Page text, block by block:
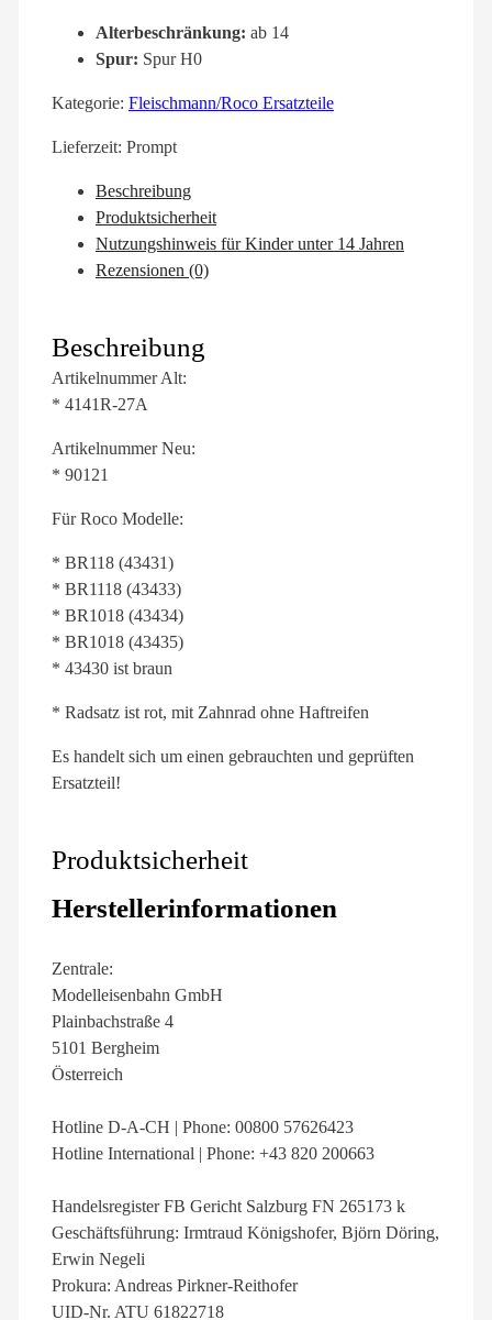
Alterbeschränkung: ab 14
Spur: Spur H0
Kategorie: Fleischmann/Roco Ersatzteile
Lieferzeit: Prompt
Beschreibung
Produktsicherheit
Nutzungshinweis für Kinder unter 14 Jahren
Rezensionen (0)
Beschreibung
Artikelnummer Alt:
* 4141R-27A
Artikelnummer Neu:
* 90121
Für Roco Modelle:
* BR118 (43431)
* BR1118 (43433)
* BR1018 (43434)
* BR1018 (43435)
* 43430 ist braun
* Radsatz ist rot, mit Zahnrad ohne Haftreifen
Es handelt sich um einen gebrauchten und geprüften
Ersatzteil!
Produktsicherheit
Herstellerinformationen
Zentrale:
Modelleisenbahn GmbH
Plainbachstraße 4
5101 Bergheim
Österreich
Hotline D-A-CH | Phone: 00800 57626423
Hotline International | Phone: +43 820 200663
Handelsregister FB Gericht Salzburg FN 265173 k
Geschäftsführung: Irmtraud Königshofer, Björn Döring,
Erwin Negeli
Prokura: Andreas Pirkner-Reithofer
UID-Nr. ATU 61822718